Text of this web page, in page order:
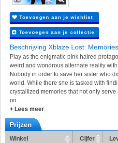
Toevoegen aan je wishlist
Toevoegen aan je collectie
Beschrijving Xblaze Lost:
Play as the enigmatic pink haired
weird and wondrous alternate reality
Nobody in order to save her sister who
world. While there she is tasked with
crystallized memories that not only
on ...
+ Lees meer
Prijzen
Winkel Cijfer